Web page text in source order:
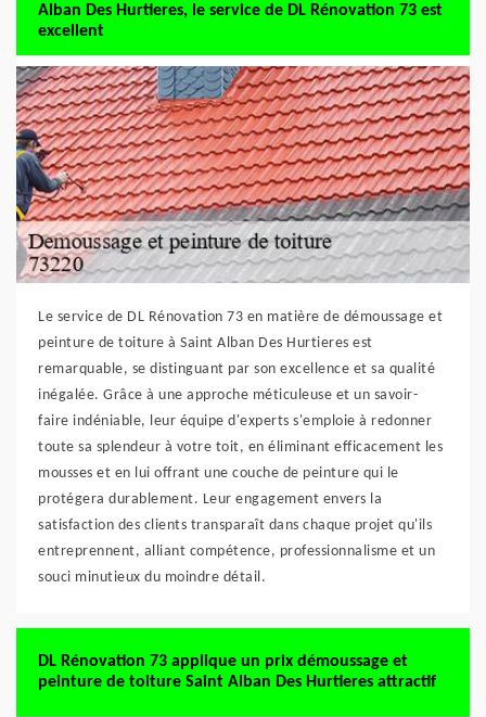
Alban Des Hurtieres, le service de DL Rénovation 73 est
excellent
Le service de DL Rénovation 73 en matière de démoussage et
peinture de toiture à Saint Alban Des Hurtieres est
remarquable, se distinguant par son excellence et sa qualité
inégalée. Grâce à une approche méticuleuse et un savoir-
faire indéniable, leur équipe d'experts s'emploie à redonner
toute sa splendeur à votre toit, en éliminant efficacement les
mousses et en lui offrant une couche de peinture qui le
protégera durablement. Leur engagement envers la
satisfaction des clients transparaît dans chaque projet qu'ils
entreprennent, alliant compétence, professionnalisme et un
souci minutieux du moindre détail.
DL Rénovation 73 applique un prix démoussage et
peinture de toiture Saint Alban Des Hurtieres attractif